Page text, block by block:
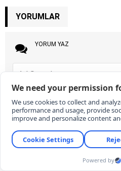
YORUMLAR
YORUM YAZ